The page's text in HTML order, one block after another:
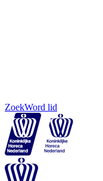
ZoekWord lid